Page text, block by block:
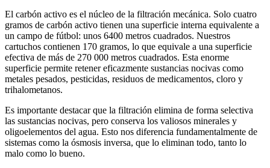
El carbón activo es el núcleo de la filtración mecánica. Solo cuatro
gramos de carbón activo tienen una superficie interna equivalente a
un campo de fútbol: unos 6400 metros cuadrados. Nuestros
cartuchos contienen 170 gramos, lo que equivale a una superficie
efectiva de más de 270 000 metros cuadrados. Esta enorme
superficie permite retener eficazmente sustancias nocivas como
metales pesados, pesticidas, residuos de medicamentos, cloro y
trihalometanos.
Es importante destacar que la filtración elimina de forma selectiva
las sustancias nocivas, pero conserva los valiosos minerales y
oligoelementos del agua. Esto nos diferencia fundamentalmente de
sistemas como la ósmosis inversa, que lo eliminan todo, tanto lo
malo como lo bueno.